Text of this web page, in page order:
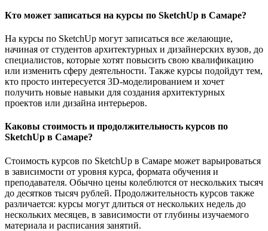
Кто может записаться на курсы по SketchUp в Самаре?
На курсы по SketchUp могут записаться все желающие,
начиная от студентов архитектурных и дизайнерских вузов, до
специалистов, которые хотят повысить свою квалификацию
или изменить сферу деятельности. Также курсы подойдут тем,
кто просто интересуется 3D-моделированием и хочет
получить новые навыки для создания архитектурных
проектов или дизайна интерьеров.
Каковы стоимость и продолжительность курсов по
SketchUp в Самаре?
Стоимость курсов по SketchUp в Самаре может варьироваться
в зависимости от уровня курса, формата обучения и
преподавателя. Обычно цены колеблются от нескольких тысяч
до десятков тысяч рублей. Продолжительность курсов также
различается: курсы могут длиться от нескольких недель до
нескольких месяцев, в зависимости от глубины изучаемого
материала и расписания занятий.